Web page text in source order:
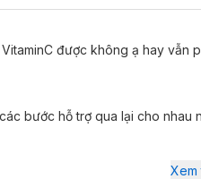
được không ạ hay vẫn
bước hỗ trợ qua lại cho nhau
Xem